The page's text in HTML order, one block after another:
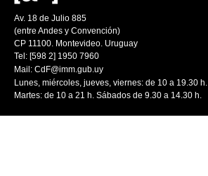
Av. 18 de Julio 885
(entre Andes y Convención)
CP 11100. Montevideo. Uruguay
Tel: [598 2] 1950 7960
Mail: CdF@imm.gub.uy
Lunes, miércoles, jueves, viernes: de 10 a 19.30 h.
Martes: de 10 a 21 h. Sábados de 9.30 a 14.30 h.